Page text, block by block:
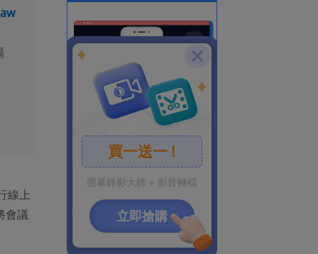
線上
會議
更多資訊
免費錄影！原來 Windows 10 有
内建的螢幕錄製工具
Mac 螢幕錄影同時錄製系統聲
音，4 招輕鬆解決！
買一送一 !
螢幕錄影大師 + 影音轉檔
立即搶購